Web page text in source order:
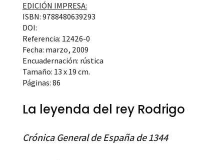
EDICIÓN IMPRESA:
ISBN: 9788480639293
DOI:
Referencia: 12426-0
Fecha: marzo, 2009
Encuadernación: rústica
Tamaño: 13 x 19 cm.
Páginas: 86
La leyenda del rey Rodrigo
Crónica General de España de 1344